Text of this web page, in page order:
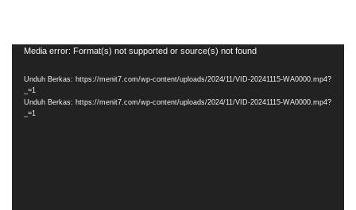
Pemutar
Media error: Format(s) not supported or source(s) not found
Unduh Berkas: https://menit7.com/wp-content/uploads/2024/11/VID-20241115-WA0000.mp4?
_=1
Unduh Berkas: https://menit7.com/wp-content/uploads/2024/11/VID-20241115-WA0000.mp4?
_=1